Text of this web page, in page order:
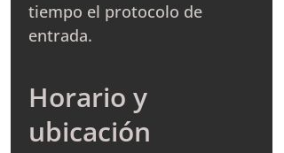
tiempo el protocolo de
entrada.
Horario y
ubicación